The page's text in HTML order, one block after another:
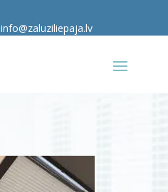
info@zaluziliepaja.lv